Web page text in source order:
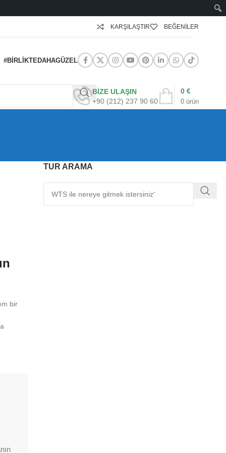
KARŞILAŞTIR BEĞENILER
#BIRLIKTEDAHAGÜZEL
BİZE ULAŞIN
+90 (212) 237 90 60
0 ürün
0 €
bir
TUR ARAMA